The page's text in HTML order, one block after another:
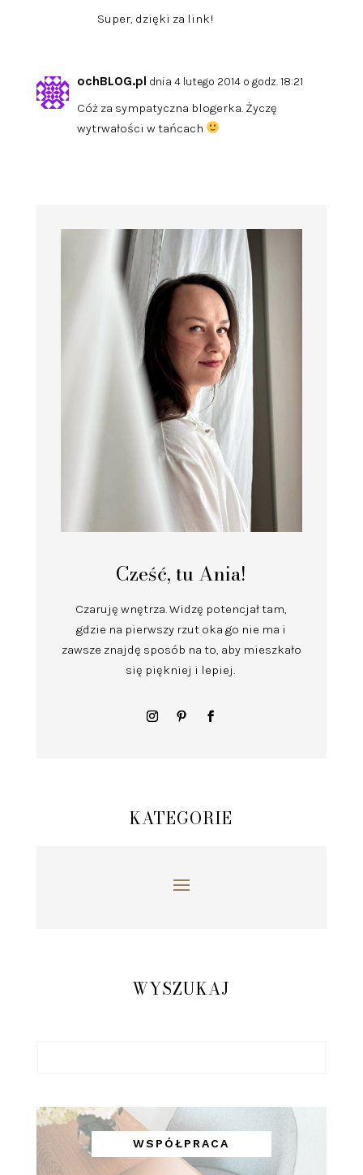
Super, dzięki za link!
ochBLOG.pl dnia 4 lutego 2014 o godz. 18:21
Cóż za sympatyczna blogerka. Życzę
wytrwałości w tańcach
Cześć, tu Ania!
Czaruję wnętrza.Widzę potencjał tam,
gdzie na pierwszy rzut oka go nie ma i
zawsze znajdę sposób na to, aby mieszkało
się piękniej i lepiej.
KATEGORIE
WYSZUKAJ
WSPÓŁPRACA